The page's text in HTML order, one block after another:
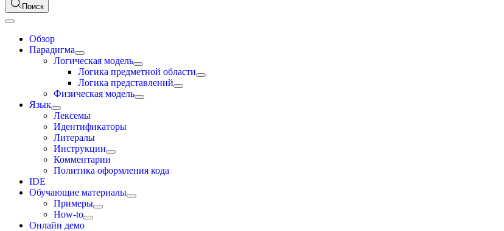
Поиск
Обзор
Парадигма
Логическая модель
Логика предметной области
Логика представлений
Физическая модель
Язык
Лексемы
Идентификаторы
Литералы
Инструкции
Комментарии
Политика оформления кода
IDE
Обучающие материалы
Примеры
How-to
Онлайн демо